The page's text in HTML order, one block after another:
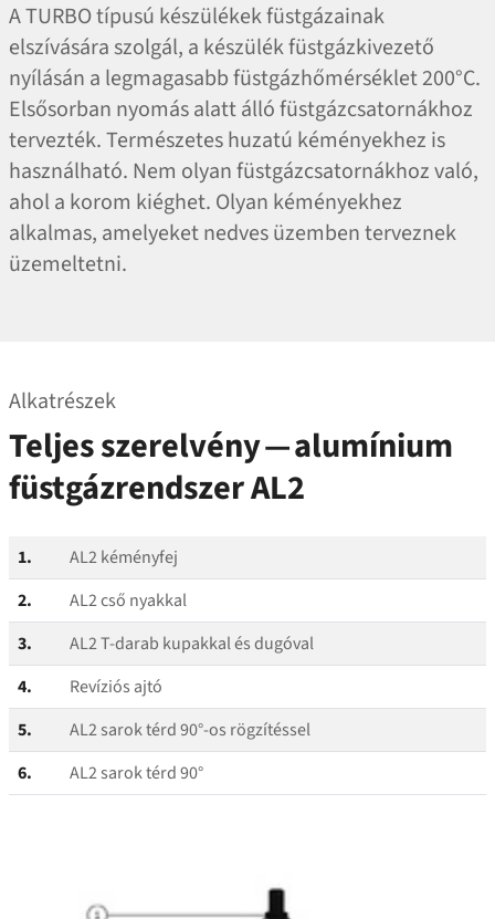
A TURBO típusú készülékek füstgázainak
elszívására szolgál, a készülék füstgázkivezető
nyílásán a legmagasabb füstgázhőmérséklet 200°C.
Elsősorban nyomás alatt álló füstgázcsatornákhoz
tervezték. Természetes huzatú kéményekhez is
használható. Nem olyan füstgázcsatornákhoz való,
ahol a korom kiéghet. Olyan kéményekhez
alkalmas, amelyeket nedves üzemben terveznek
üzemeltetni.
Alkatrészek
Teljes szerelvény — alumínium
füstgázrendszer AL2
1.
AL2 kéményfej
2.
AL2 cső nyakkal
3.
AL2 T‑darab kupakkal és dugóval
4.
Revíziós ajtó
5.
AL2 sarok térd 90°-os rögzítéssel
6.
AL2 sarok térd 90°